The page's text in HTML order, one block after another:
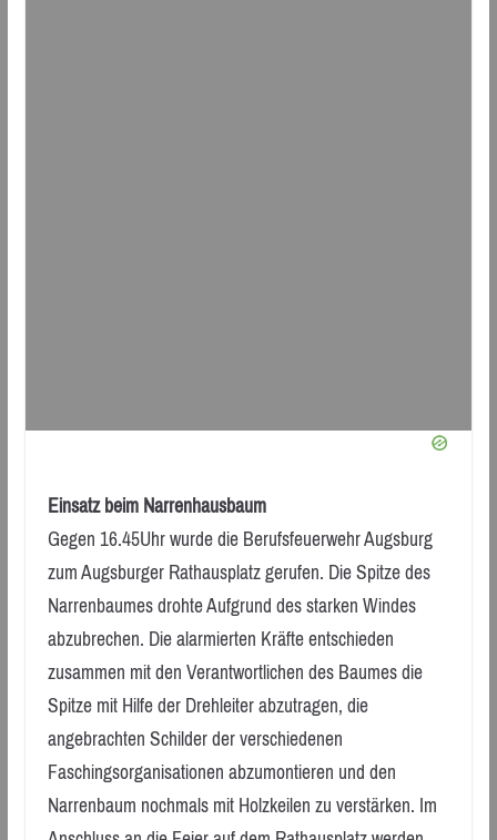
Einsatz beim Narrenhausbaum
Gegen 16.45Uhr wurde die Berufsfeuerwehr Augsburg
zum Augsburger Rathausplatz gerufen. Die Spitze des
Narrenbaumes drohte Aufgrund des starken Windes
abzubrechen. Die alarmierten Kräfte entschieden
zusammen mit den Verantwortlichen des Baumes die
Spitze mit Hilfe der Drehleiter abzutragen, die
angebrachten Schilder der verschiedenen
Faschingsorganisationen abzumontieren und den
Narrenbaum nochmals mit Holzkeilen zu verstärken. Im